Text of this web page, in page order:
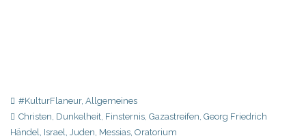
#KulturFlaneur, Allgemeines
Christen, Dunkelheit, Finsternis, Gazastreifen, Georg Friedrich
Händel, Israel, Juden, Messias, Oratorium